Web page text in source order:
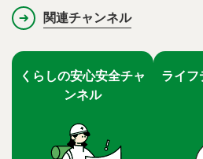
関連チャンネル